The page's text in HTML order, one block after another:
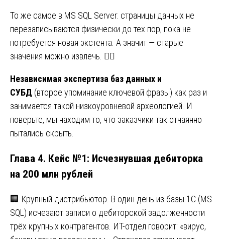
То же самое в MS SQL Server: страницы данных не
перезаписываются физически до тех пор, пока не
потребуется новая экстента. А значит — старые
значения можно извлечь. 🕵️‍♂️
Независимая экспертиза баз данных и
СУБД (второе упоминание ключевой фразы) как раз и
занимается такой низкоуровневой археологией. И
поверьте, мы находим то, что заказчики так отчаянно
пытались скрыть.
Глава 4. Кейс №1: Исчезнувшая дебиторка
на 200 млн рублей
🏢 Крупный дистрибьютор. В один день из базы 1С (MS
SQL) исчезают записи о дебиторской задолженности
трёх крупных контрагентов. ИТ-отдел говорит: «вирус,